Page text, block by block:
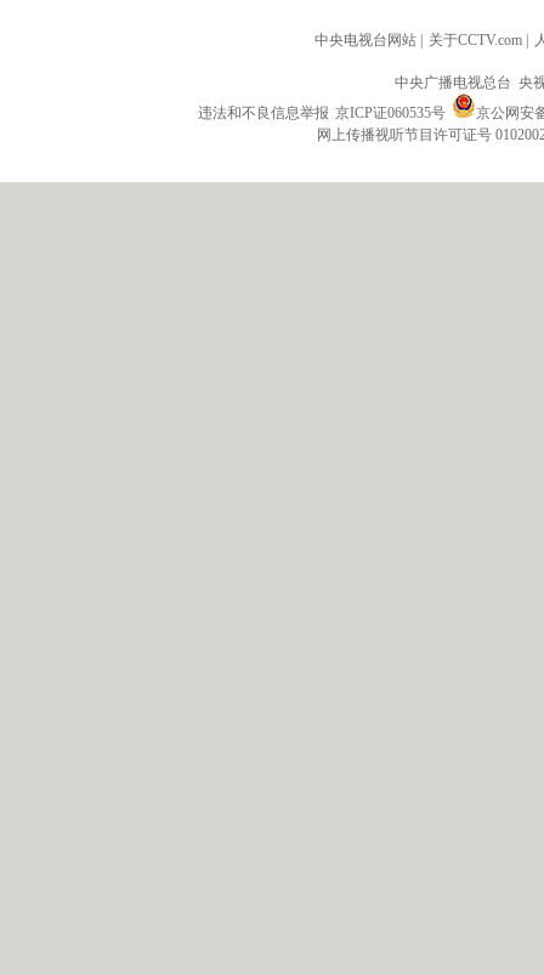
中央电视台网站 关于CCTV.com
中央广播电视总台 央
违法和不良信息举报 京ICP证060535号
京公网安
网上传播视听节目许可证号